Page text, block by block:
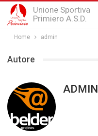
Unione Sportiva
Primiero A.S.D.
Home admin
Autore
ADMIN